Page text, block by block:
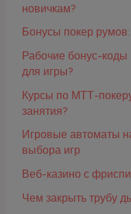
новичкам?
Бонусы покер
Рабочие бонус-коды
для игры?
Курсы по МТТ-
занятия?
Игровые автоматы
выбора игр
Веб-казино с
Чем закрыть трубу